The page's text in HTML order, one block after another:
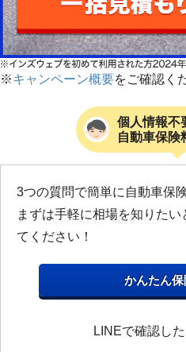
※キャンペーン概要をご確認く
個人情報不
自動車保険
3つの質問で簡単に自動車保
まずは手軽に相場を知りた
てください！
かんたん
LINEで確認し